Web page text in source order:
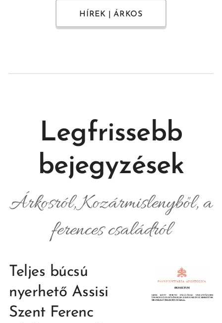
HÍREK | ÁRKOS
Legfrissebb
bejegyzések
Árkosról, Kozármislenyből, a
ferences családról
Teljes búcsú
nyerhető Assisi
Szent Ferenc